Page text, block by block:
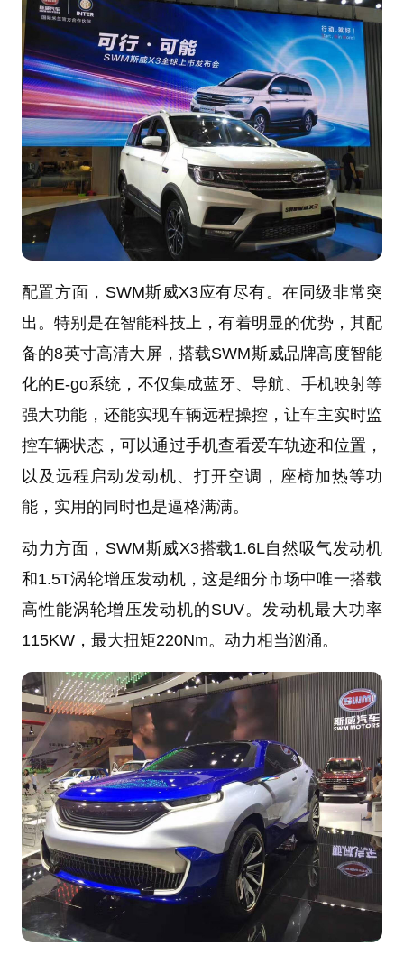
配置方面，SWM斯威X3应有尽有。在同级非常突
出。特别是在智能科技上，有着明显的优势，其配
备的8英寸高清大屏，搭载SWM斯威品牌高度智能
化的E-go系统，不仅集成蓝牙、导航、手机映射等
强大功能，还能实现车辆远程操控，让车主实时监
控车辆状态，可以通过手机查看爱车轨迹和位置，
以及远程启动发动机、打开空调，座椅加热等功
能，实用的同时也是逼格满满。
动力方面，SWM斯威X3搭载1.6L自然吸气发动机
和1.5T涡轮增压发动机，这是细分市场中唯一搭载
高性能涡轮增压发动机的SUV。发动机最大功率
115KW，最大扭矩220Nm。动力相当汹涌。